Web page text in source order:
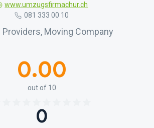
www.umzugsfirmachur.ch
081 333 00 10
Providers, Moving Company
0.00
out of 10
0